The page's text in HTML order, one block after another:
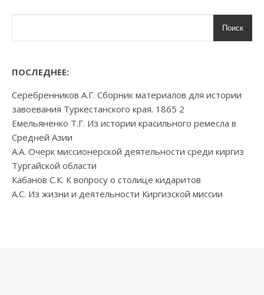
Поиск
ПОСЛЕДНЕЕ:
Серебренников А.Г. Сборник материалов для истории
завоевания Туркестанского края. 1865 2
Емельяненко Т.Г. Из истории красильного ремесла в
Средней Азии
А.А. Очерк миссионерской деятельности среди киргиз
Тургайской области
Кабанов С.К. К вопросу о столице кидаритов
А.С. Из жизни и деятельности Киргизской миссии